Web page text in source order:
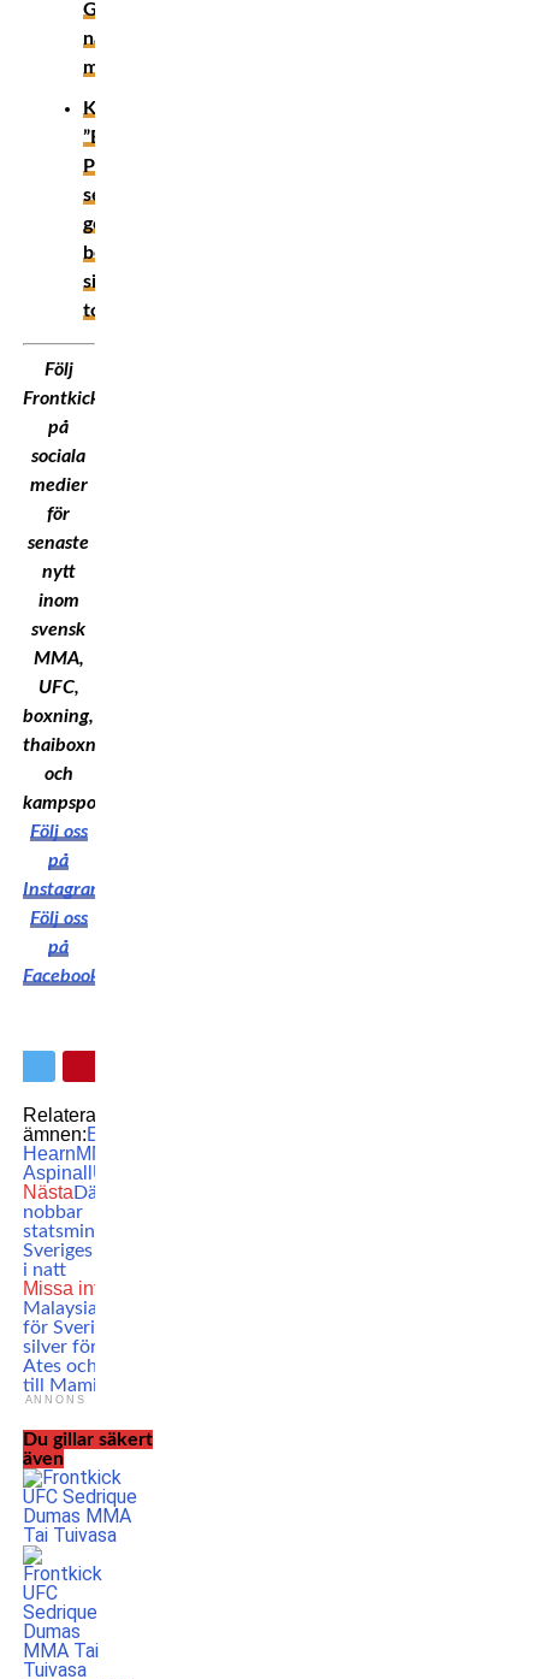
Gaethjes
nästa
motståndare
KRÖNIKA:
”Blodsport?!”
Public
service
gör
bort
sig
totalt
Följ
Frontkick.Online
på
sociala
medier
för
senaste
nytt
inom
svensk
MMA,
UFC,
boxning,
thaiboxning
och
kampsport!
Följ oss
på
Instagram
Följ oss
på
Facebook
Relaterade
ämnen:Eddie
HearnMMA
Aspinall UFC
Nästa Därför
nobbar
statsminstern
Sveriges match
i natt
Missa inte
Malaysia över
för Sverige –
silver för Ewin
Ates och brons
till Mamic
ANNONS
Du gillar säkert
även